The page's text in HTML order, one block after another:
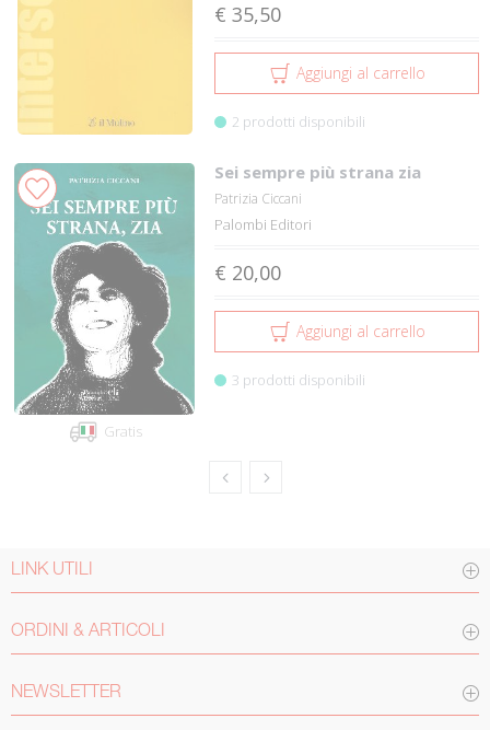
€ 35,50
Aggiungi al carrello
2 prodotti disponibili
Gratis
Sei sempre più strana zia
Patrizia Ciccani
Palombi Editori
€ 20,00
Aggiungi al carrello
3 prodotti disponibili
LINK UTILI
ORDINI & ARTICOLI
NEWSLETTER